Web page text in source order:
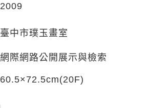
2009
臺中市璞玉畫室
網際網路公開展示與檢索
60.5×72.5cm(20F)